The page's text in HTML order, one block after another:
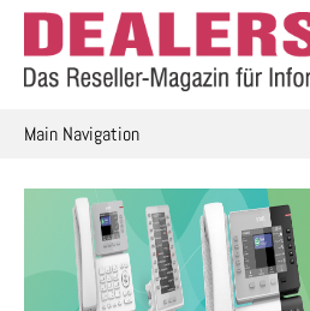
Skip
content
Main Navigation